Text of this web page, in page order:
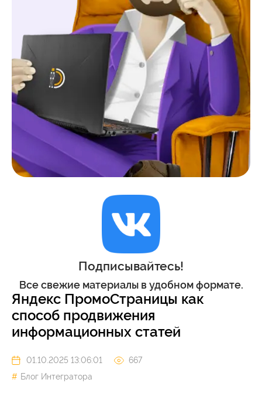
Подписывайтесь!
Все свежие материалы в удобном формате.
Яндекс ПромоСтраницы как
способ продвижения
информационных статей
01.10.2025 13:06:01
667
Блог Интегратора